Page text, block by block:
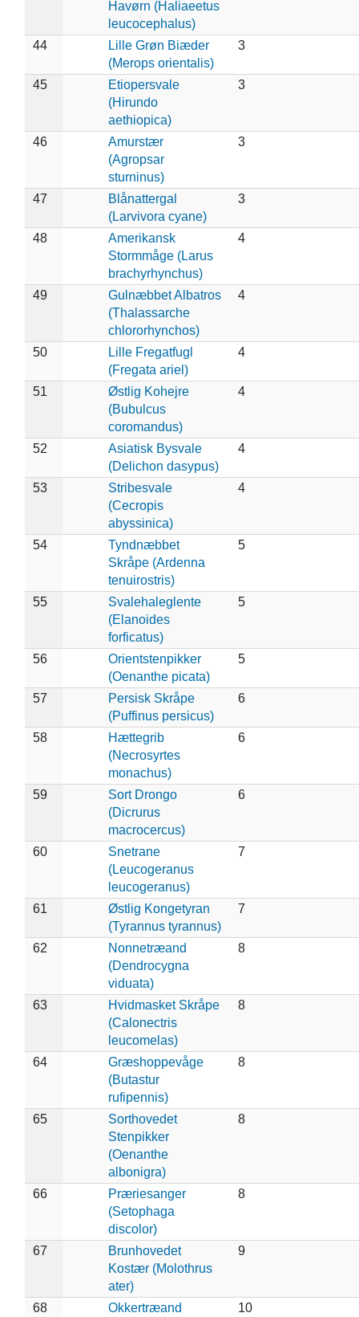
Havørn (Haliaeetus
leucocephalus)
44
Lille Grøn Biæder
(Merops orientalis)
3
45
Etiopersvale
(Hirundo
aethiopica)
3
46
Amurstær
(Agropsar
sturninus)
3
47
Blånattergal
(Larvivora cyane)
3
48
Amerikansk
Stormmåge (Larus
brachyrhynchus)
4
49
Gulnæbbet Albatros
(Thalassarche
chlororhynchos)
4
50
Lille Fregatfugl
(Fregata ariel)
4
51
Østlig Kohejre
(Bubulcus
coromandus)
4
52
Asiatisk Bysvale
(Delichon dasypus)
4
53
Stribesvale
(Cecropis
abyssinica)
4
54
Tyndnæbbet
Skråpe (Ardenna
tenuirostris)
5
55
Svalehaleglente
(Elanoides
forficatus)
5
56
Orientstenpikker
(Oenanthe picata)
5
57
Persisk Skråpe
(Puffinus persicus)
6
58
Hættegrib
(Necrosyrtes
monachus)
6
59
Sort Drongo
(Dicrurus
macrocercus)
6
60
Snetrane
(Leucogeranus
leucogeranus)
7
61
Østlig Kongetyran
(Tyrannus tyrannus)
7
62
Nonnetræand
(Dendrocygna
viduata)
8
63
Hvidmasket Skråpe
(Calonectris
leucomelas)
8
64
Græshoppevåge
(Butastur
rufipennis)
8
65
Sorthovedet
Stenpikker
(Oenanthe
albonigra)
8
66
Præriesanger
(Setophaga
discolor)
8
67
Brunhovedet
Kostær (Molothrus
ater)
9
68
Okkertræand
10